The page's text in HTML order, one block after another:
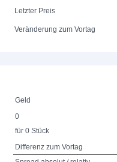
Letzter Preis
Veränderung zum Vortag
Geld
0
für 0 Stück
Differenz zum Vortag